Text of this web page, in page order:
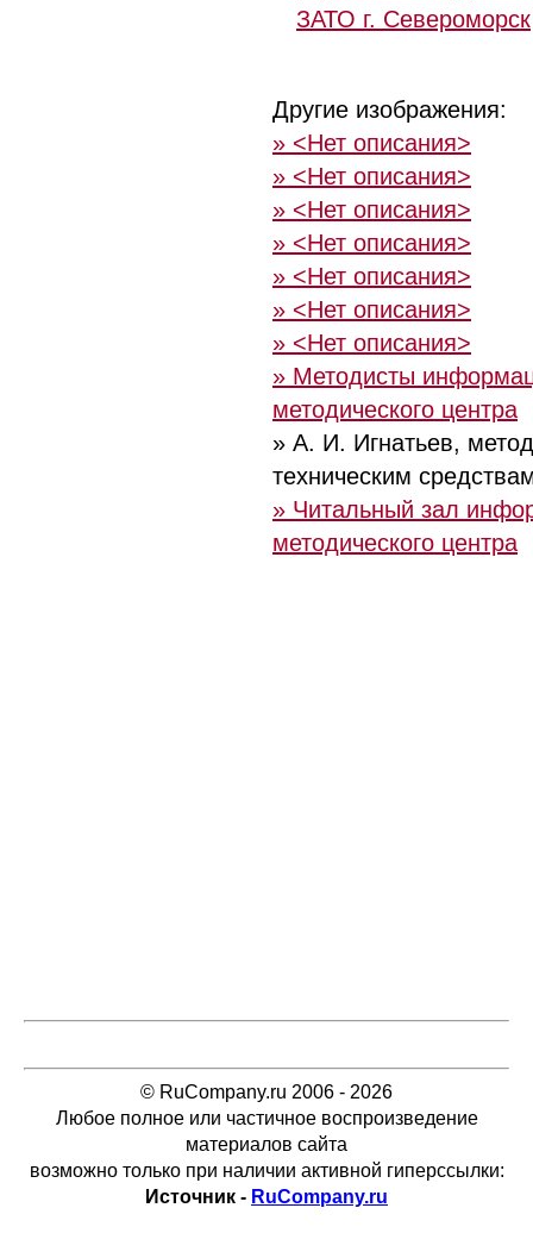
ЗАТО г. Североморск
Другие изображения:
» <Нет описания>
» <Нет описания>
» <Нет описания>
» <Нет описания>
» <Нет описания>
» <Нет описания>
» <Нет описания>
» Методисты
методического центра
» А. И. Игнатьев,
техническим
» Читальный зал
методического центра
© RuCompany.ru 2006 - 2026
Любое полное или частичное воспроизведение
материалов сайта
возможно только при наличии активной гиперссылки:
Источник - RuCompany.ru